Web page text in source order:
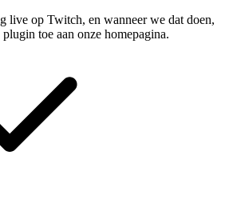
live op Twitch, en wanneer we dat doen,
toe aan onze homepagina.